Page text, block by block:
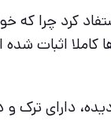
کرد چرا که
کاملا اثبات
دارای ترک